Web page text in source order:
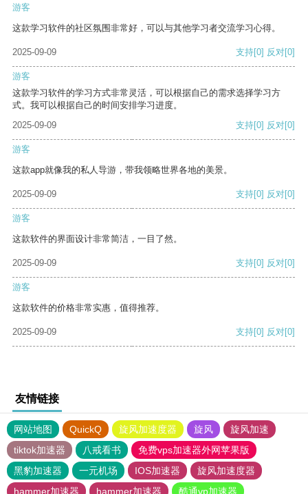
游客
这款学习软件的社区氛围非常好，可以与其他学习者交流学习心得。
2025-09-09 支持[0] 反对[0]
游客
这款学习软件的学习方式非常灵活，可以根据自己的需求选择学习方
式。我可以根据自己的时间安排学习进度。
2025-09-09
支持[0] 反对[0]
游客
这款app就像我的私人导游，带我领略世界各地的美景。
2025-09-09 支持[0] 反对[0]
游客
这款软件的界面设计非常简洁，一目了然。
2025-09-09 支持[0] 反对[0]
游客
这款软件的价格非常实惠，值得推荐。
2025-09-09 支持[0] 反对[0]
友情链接
网站地图 QuickQ 旋风加速度器 旋风
旋风加速
tiktok加速器
八戒看书
免费vps加速器外网苹果版
黑豹加速器
一元机场 IOS加速器
旋风加速度器
hammer加速器
hammer加速器 酷通vp加速器